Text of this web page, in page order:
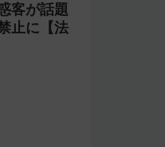
客が話題
止に【法